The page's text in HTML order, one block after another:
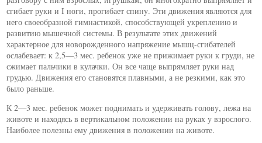
сгибает руки и I ноги, прогибает спину. Эти движения являются для
него своеобразной гимнастикой, способствующей укреплению и
развитию мышечной системы. В результате этих движений
характерное для новорожденного напряжение мышц-сгибателей
ослабевает: к 2,5—3 мес. ребенок уже не прижимает руки к груди, не
сжимает пальчики в кулачки. Он все чаще выпрямляет руки над
грудью. Движения его становятся плавными, а не резкими, как это
было раньше.
К 2—3 мес. ребенок может поднимать и удерживать голову, лежа на
животе и находясь в вертикальном положении на руках у взрослого.
Наиболее полезны ему движения в положении на животе.